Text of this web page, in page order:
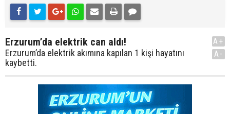
Erzurum’da elektrik can aldı!
Erzurum’da elektrik akımına kapılan 1 kişi hayatını
kaybetti.
A+
A-